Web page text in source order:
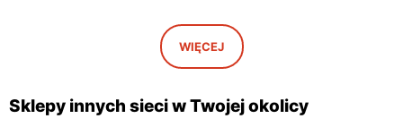
Iwaniska, ul. Ujazdowska 5
moje sklepy
Bogoria, ul. Rynek 30
Gorzyce, ul. Szkolna 44 Grębów, ul. Wydrza 180
WIĘCEJ
Sklepy innych sieci w Twojej okolicy